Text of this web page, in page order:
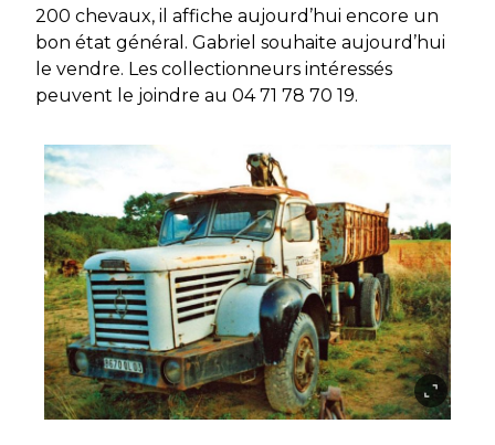
200 chevaux, il affiche aujourd’hui encore un
bon état général. Gabriel souhaite aujourd’hui
le vendre. Les collectionneurs intéressés
peuvent le joindre au 04 71 78 70 19.